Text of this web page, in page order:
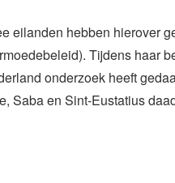
eilanden hebben hierover
. Tijdens haar
onderzoek heeft
Saba en Sint-Eustatius